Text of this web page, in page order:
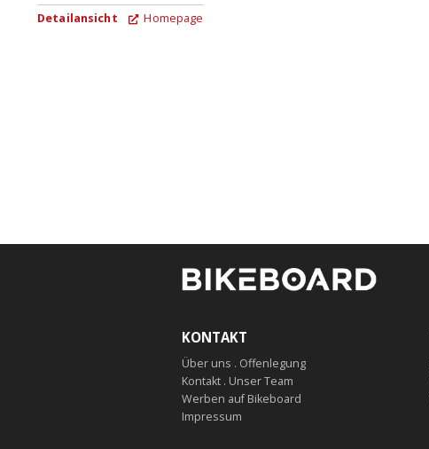
Detailansicht Homepage
KONTAKT
Über uns . Offenlegung
Kontakt . Unser Team
Werben auf Bikeboard
Impressum